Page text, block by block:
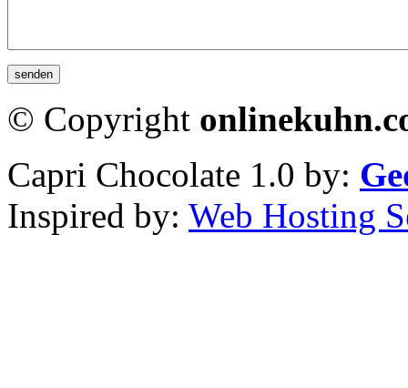
© Copyright
Capri Chocolate 1.0 by:
Inspired by: Web Hosting